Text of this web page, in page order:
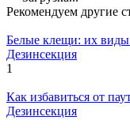
Рекомендуем другие
Белые клещи: их виды
Дезинсекция
1
Как избавиться от
Дезинсекция